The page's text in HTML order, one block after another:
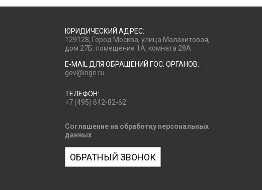
ЮРИДИЧЕСКИЙ АДРЕС:
129128, Город Москва, улица Малахитовая,
дом 27Б, помещение 1А, комната 28А
E-MAIL ДЛЯ ОБРАЩЕНИЙ ГОС. ОРГАНОВ:
gov@ingri.ru
ТЕЛЕФОН:
+7 (495) 642-82-62
Соглашение на обработку персональных
данных
ОБРАТНЫЙ ЗВОНОК